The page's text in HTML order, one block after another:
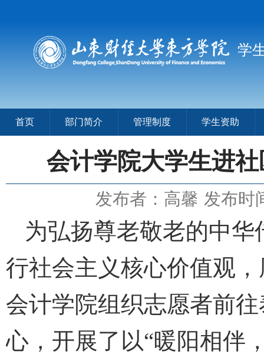
学
首页 部门简介 管理制度 学生资助
会计学院大学生进
发布者：高馨 发布时
为弘扬尊老敬老的中
行社会主义核心价值观
会计学院组织志愿者前
心，开展了以“暖阳相伴